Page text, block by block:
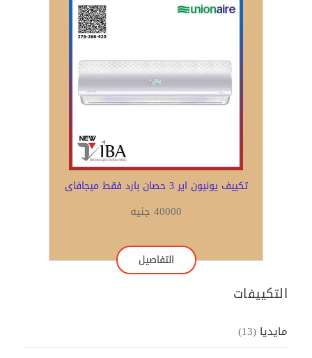
تكييف يونيون اير 3 حصان بارد فقط ميجافاى
40000 جنيه
التفاصيل
التكييفات
مايديا (13)